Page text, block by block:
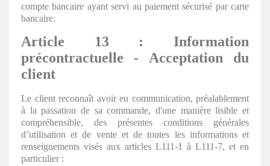
compte bancaire ayant servi au paiement sécurisé par carte
bancaire.
Article 13 : Information
précontractuelle - Acceptation du
client
Le client reconnaît avoir eu communication, préalablement
à la passation de sa commande, d'une manière lisible et
compréhensible, des présentes conditions générales
d’utilisation et de vente et de toutes les informations et
renseignements visés aux articles L111-1 à L111-7, et en
particulier :